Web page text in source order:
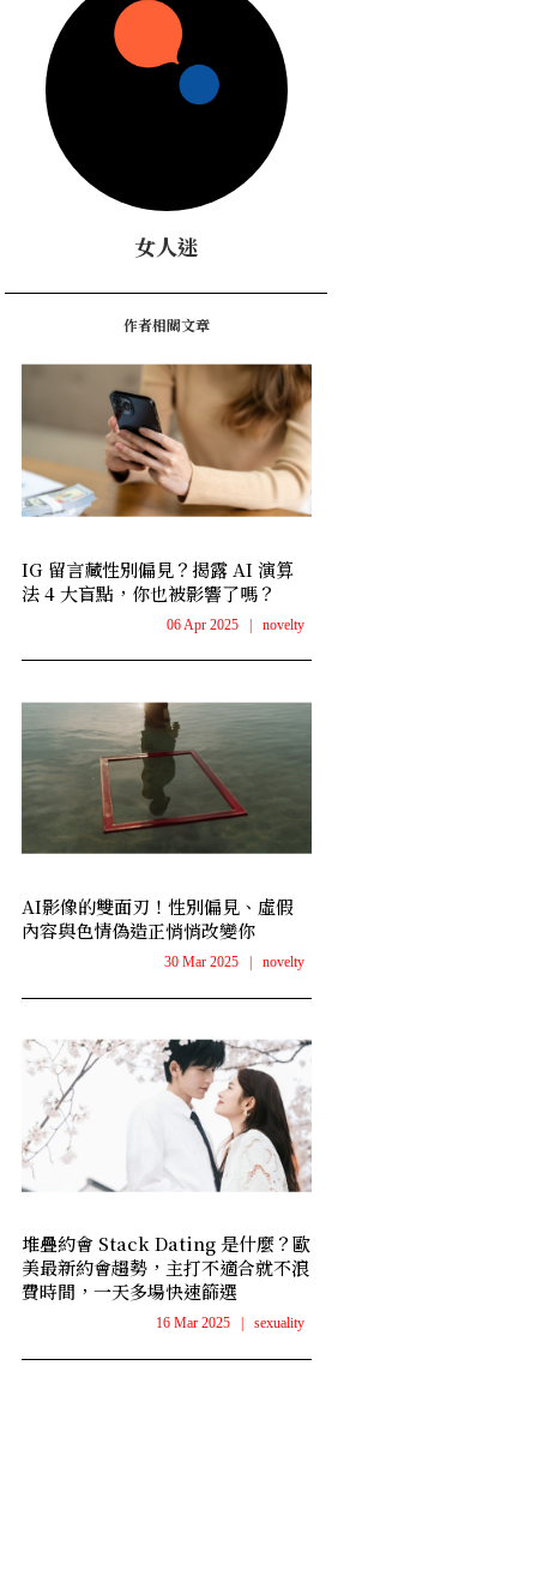
女人迷
作者相關文章
IG 留言藏性別偏見？揭露 AI 演算
法 4 大盲點，你也被影響了嗎？
06 Apr 2025 | novelty
AI影像的雙面刃！性別偏見、虛假
內容與色情偽造正悄悄改變你
30 Mar 2025 novelty
堆疊約會 Stack Dating 是什麼？歐
美最新約會趨勢，主打不適合就不浪
費時間，一天多場快速篩選
16 Mar 2025 sexuality